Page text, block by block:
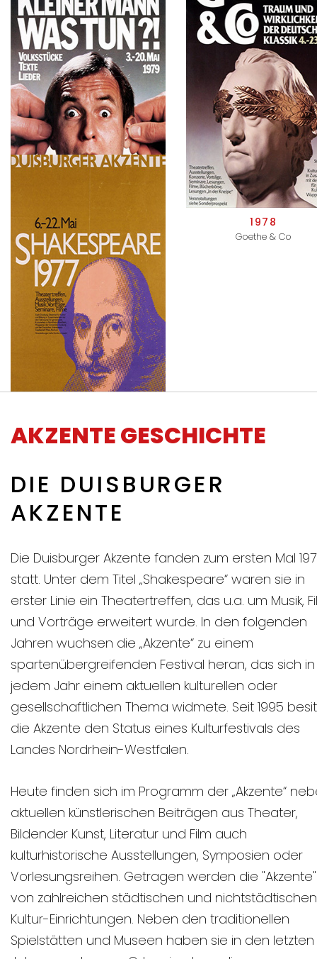
1981
Zurück zur Narrtur
1980
Russlands große Realisten.
Maler und Musiker des
Jahrhunderts
1979
Kleiner Mann, was tun?
1978
Goethe & Co
1977
Shakespeare
AKZENTE GESCHICHTE
DIE DUISBURGER
AKZENTE
Die Duisburger Akzente fanden zum ersten Mal
statt. Unter dem Titel „Shakespeare“ waren sie in
erster Linie ein Theatertreffen, das u.a. um Musik,
und Vorträge erweitert wurde. In den folgenden
Jahren wuchsen die „Akzente“ zu einem
spartenübergreifenden Festival heran, das sich in
jedem Jahr einem aktuellen kulturellen oder
gesellschaftlichen Thema widmete. Seit 1995
die Akzente den Status eines Kulturfestivals des
Landes Nordrhein-Westfalen.
Heute finden sich im Programm der „Akzente“
aktuellen künstlerischen Beiträgen aus Theater,
Bildender Kunst, Literatur und Film auch
kulturhistorische Ausstellungen, Symposien oder
Vorlesungsreihen. Getragen werden die "Akzente"
von zahlreichen städtischen und nichtstädtischen
Kultur-Einrichtungen. Neben den traditionellen
Spielstätten und Museen haben sie in den letzten